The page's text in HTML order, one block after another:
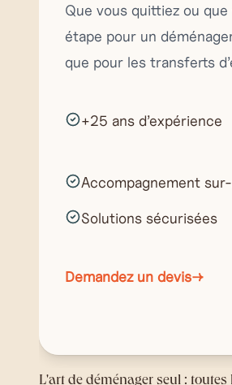
Que vous quittiez ou
étape pour un
que pour les transferts
+25 ans d’expérience
Accompagnement
Solutions sécurisées
Demandez un devis→
L'art de déménager seul :